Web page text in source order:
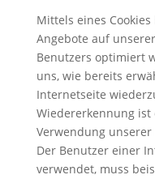
Mittels eines
Angebote auf
Benutzers optimiert
uns, wie bereits
Internetseite
Wiedererkennung ist
Verwendung
Der Benutzer einer
verwendet, muss